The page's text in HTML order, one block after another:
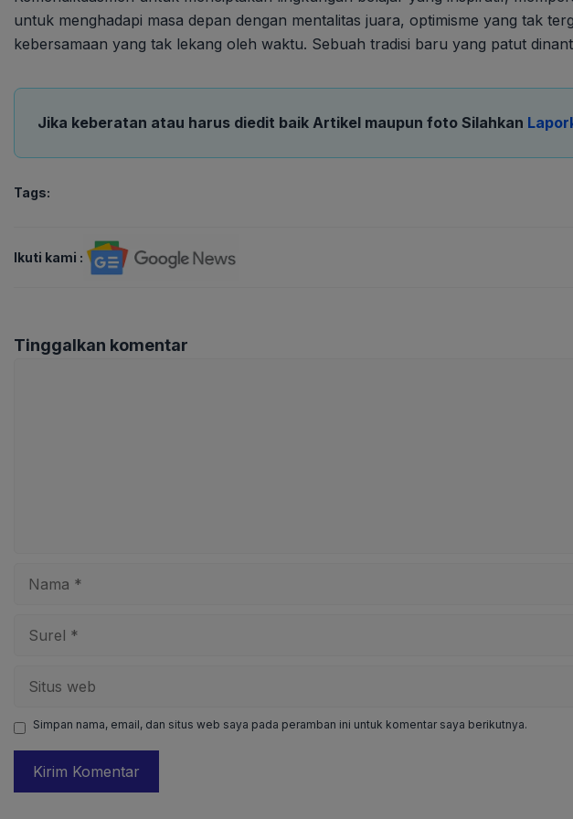
untuk menghadapi masa depan dengan mentalitas juara, optimisme yang tak
kebersamaan yang tak lekang oleh waktu. Sebuah tradisi baru yang patut
Jika keberatan atau harus diedit baik Artikel maupun foto Silahkan
Tags:
Ikuti kami :
Tinggalkan komentar
Simpan nama, email, dan situs web saya pada peramban ini untuk komentar saya berikutnya.